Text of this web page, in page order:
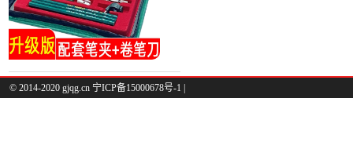
© 2014-2020 gjqg.cn 宁ICP备15000678号-1 |